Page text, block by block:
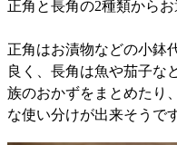
正角と長角の2種類からお
正角はお漬物などの小鉢
良く、長角は魚や茄子な
族のおかずをまとめたり
な使い分けが出来そうで